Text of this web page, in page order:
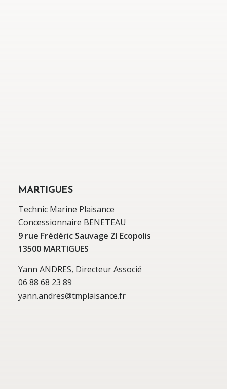
MARTIGUES
Technic Marine Plaisance
Concessionnaire BENETEAU
9 rue Frédéric Sauvage ZI Ecopolis
13500 MARTIGUES
Yann ANDRES, Directeur Associé
06 88 68 23 89
yann.andres@tmplaisance.fr